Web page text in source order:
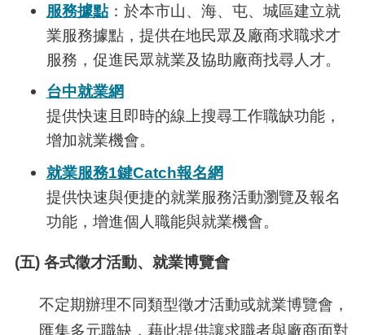
服務據點：於本市山、海、屯、城區建立就
業服務據點，提供在地民眾及廠商求職求才
服務，促進民眾就業及協助廠商找尋人才。
台中就業網
提供快速且即時的線上搜尋工作職缺功能，
增加就業機會。
就業服務1鍵Catch報名網
提供快速與便捷的就業服務活動瀏覽及報名
功能，增進個人職能與就業機會。
(五) 各式徵才活動、就業博覽會
不定期辦理不同類型徵才活動或就業博覽會，
匯集多元職缺，藉此提供讓求職者與廠商面對